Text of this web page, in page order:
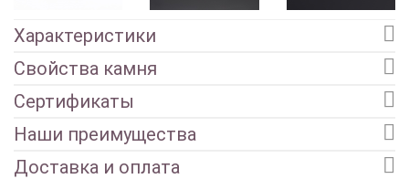
Характеристики
Свойства камня
Сертификаты
Наши преимущества
Доставка и оплата